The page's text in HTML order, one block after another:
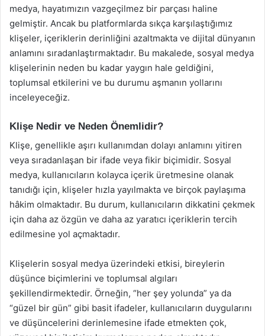
medya, hayatımızın vazgeçilmez bir parçası haline
gelmiştir. Ancak bu platformlarda sıkça karşılaştığımız
klişeler, içeriklerin derinliğini azaltmakta ve dijital dünyanın
anlamını sıradanlaştırmaktadır. Bu makalede, sosyal medya
klişelerinin neden bu kadar yaygın hale geldiğini,
toplumsal etkilerini ve bu durumu aşmanın yollarını
inceleyeceğiz.
Klişe Nedir ve Neden Önemlidir?
Klişe, genellikle aşırı kullanımdan dolayı anlamını yitiren
veya sıradanlaşan bir ifade veya fikir biçimidir. Sosyal
medya, kullanıcıların kolayca içerik üretmesine olanak
tanıdığı için, klişeler hızla yayılmakta ve birçok paylaşıma
hâkim olmaktadır. Bu durum, kullanıcıların dikkatini çekmek
için daha az özgün ve daha az yaratıcı içeriklerin tercih
edilmesine yol açmaktadır.
Klişelerin sosyal medya üzerindeki etkisi, bireylerin
düşünce biçimlerini ve toplumsal algıları
şekillendirmektedir. Örneğin, “her şey yolunda” ya da
“güzel bir gün” gibi basit ifadeler, kullanıcıların duygularını
ve düşüncelerini derinlemesine ifade etmekten çok,